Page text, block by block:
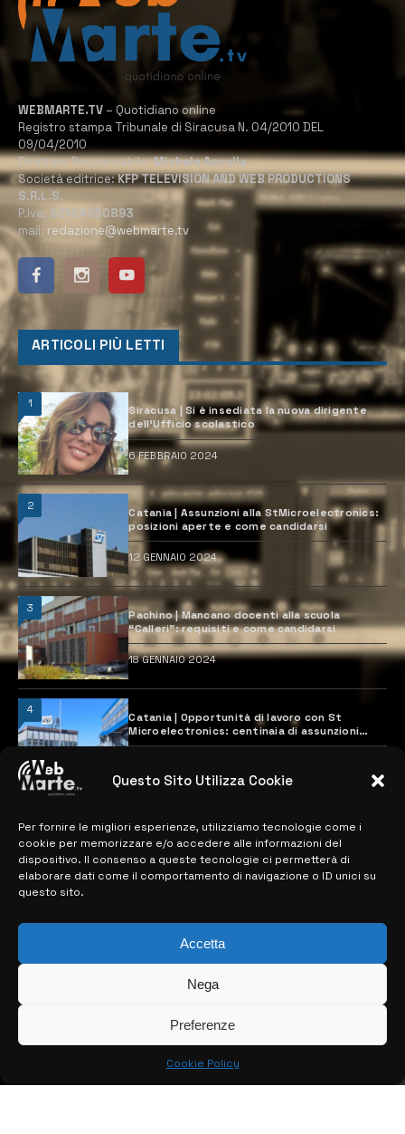
Questo Sito Utilizza Cookie
Per fornire le migliori esperienze, utilizziamo tecnologie come i
cookie per memorizzare e/o accedere alle informazioni del
dispositivo. Il consenso a queste tecnologie ci permetterà di
elaborare dati come il comportamento di navigazione o ID unici su
questo sito.
Accetta
Nega
Preferenze
Cookie Policy
WEBMARTE.TV – Quotidiano online
Registro stampa Tribunale di Siracusa N. 04/2010 DEL
09/04/2010
Direttore Responsabile:Michele Accolla
Società editrice:KFP TELEVISION AND WEB PRODUCTIONS
S.R.L.S.
P.Iva: 02184950893
mail: redazione@webmarte.tv
ARTICOLI PIÙ LETTI
1
Siracusa | Si è insediata la nuova dirigente
dell’Ufficio scolastico
6 FEBBRAIO 2024
2
Catania | Assunzioni alla StMicroelectronics:
posizioni aperte e come candidarsi
12 GENNAIO 2024
3
Pachino | Mancano docenti alla scuola
“Calleri”: requisiti e come candidarsi
18 GENNAIO 2024
4
Catania | Opportunità di lavoro con St
Microelectronics: centinaia di assunzioni
previste
MAPPA DEL SITO
> NOTIZIE